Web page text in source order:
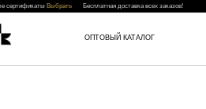
сертификаты ВыбратьБесплатная доставка всех заказов!
ОПТОВЫЙ КАТАЛОГ